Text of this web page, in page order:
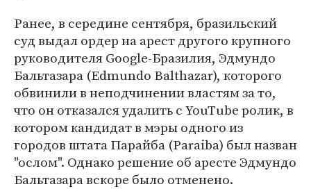
Ранее, в середине сентября, бразильский
суд выдал ордер на арест другого крупного
руководителя Google-Бразилия, Эдмундо
Бальтазара (Edmundo Balthazar), которого
обвинили в неподчинении властям за то,
что он отказался удалить с YouTube ролик, в
котором кандидат в мэры одного из
городов штата Парайба (Paraiba) был назван
"ослом". Однако решение об аресте Эдмундо
Бальтазара вскоре было отменено.